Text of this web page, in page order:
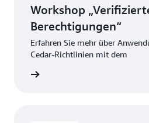
Workshop
Berechtigungen“
Erfahren Sie mehr über
Cedar-Richtlinien mit dem